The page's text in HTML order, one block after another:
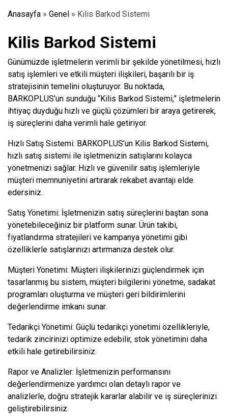
Anasayfa » Genel » Kilis Barkod Sistemi
Kilis Barkod Sistemi
Günümüzde işletmelerin verimli bir şekilde yönetilmesi, hızlı
satış işlemleri ve etkili müşteri ilişkileri, başarılı bir iş
stratejisinin temelini oluşturuyor. Bu noktada,
BARKOPLUS’un sunduğu “Kilis Barkod Sistemi,” işletmelerin
ihtiyaç duyduğu hızlı ve güçlü çözümleri bir araya getirerek,
iş süreçlerini daha verimli hale getiriyor.
Hızlı Satış Sistemi: BARKOPLUS’un Kilis Barkod Sistemi,
hızlı satış sistemi ile işletmenizin satışlarını kolayca
yönetmenizi sağlar. Hızlı ve güvenilir satış işlemleriyle
müşteri memnuniyetini artırarak rekabet avantajı elde
edersiniz.
Satış Yönetimi: İşletmenizin satış süreçlerini baştan sona
yönetebileceğiniz bir platform sunar. Ürün takibi,
fiyatlandırma stratejileri ve kampanya yönetimi gibi
özelliklerle satışlarınızı artırmanıza destek olur.
Müşteri Yönetimi: Müşteri ilişkilerinizi güçlendirmek için
tasarlanmış bu sistem, müşteri bilgilerini yönetme, sadakat
programları oluşturma ve müşteri geri bildirimlerini
değerlendirme imkanı sunar.
Tedarikçi Yönetimi: Güçlü tedarikçi yönetimi özellikleriyle,
tedarik zincirinizi optimize edebilir, stok yönetimini daha
etkili hale getirebilirsiniz.
Rapor ve Analizler: İşletmenizin performansını
değerlendirmenize yardımcı olan detaylı rapor ve
analizlerle, doğru stratejik kararlar alabilir ve iş süreçlerinizi
geliştirebilirsiniz.